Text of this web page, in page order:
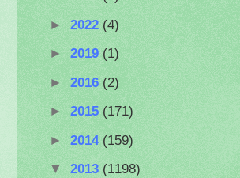
► 2022 (4)
► 2019 (1)
► 2016 (2)
► 2015 (171)
► 2014 (159)
▼ 2013 (1198)